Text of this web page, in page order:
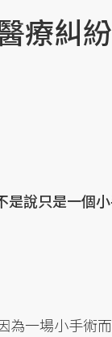
療糾
說只是一個
一場小手術